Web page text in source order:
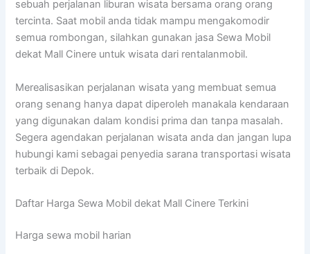
sebuah perjalanan liburan wisata bersama orang orang
tercinta. Saat mobil anda tidak mampu mengakomodir
semua rombongan, silahkan gunakan jasa Sewa Mobil
dekat Mall Cinere untuk wisata dari rentalanmobil.
Merealisasikan perjalanan wisata yang membuat semua
orang senang hanya dapat diperoleh manakala kendaraan
yang digunakan dalam kondisi prima dan tanpa masalah.
Segera agendakan perjalanan wisata anda dan jangan lupa
hubungi kami sebagai penyedia sarana transportasi wisata
terbaik di Depok.
Daftar Harga Sewa Mobil dekat Mall Cinere Terkini
Harga sewa mobil harian